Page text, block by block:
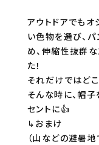
アウトドアでもオ
い色物を選び、
め、伸縮性抜群
た！
それだけではどこ
そんな時に、帽
セントに👍
↳おまけ
（山などの避暑